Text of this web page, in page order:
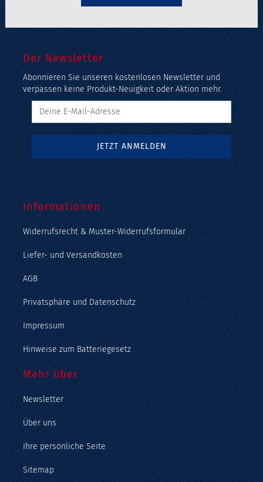
Der Newsletter
Abonnieren Sie unseren kostenlosen Newsletter und
verpassen keine Produkt-Neuigkeit oder Aktion mehr.
Informationen
Widerrufsrecht & Muster-Widerrufsformular
Liefer- und Versandkosten
AGB
Privatsphäre und Datenschutz
Impressum
Hinweise zum Batteriegesetz
Mehr über
Newsletter
Über uns
Ihre persönliche Seite
Sitemap